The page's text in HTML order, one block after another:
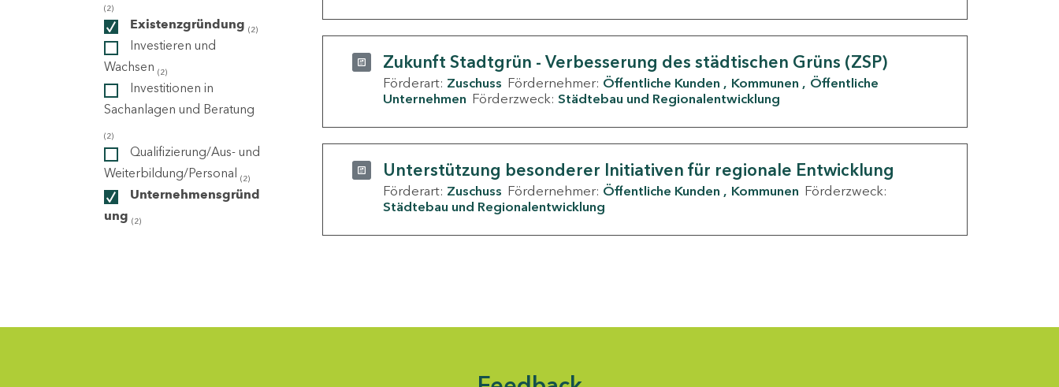
(2)
Existenzgründung (2)
Investieren und
Wachsen (2)
Investitionen in
Sachanlagen und Beratung
(2)
Qualifizierung/Aus- und
Weiterbildung/Personal (2)
Unternehmensgründ
ung (2)
Zukunft Stadtgrün - Verbesserung des städtischen Grüns (ZSP)
Förderart: Zuschuss Fördernehmer: Öffentliche Kunden Kommunen
Öffentliche
Unternehmen Förderzweck: Städtebau und Regionalentwicklung
Unterstützung besonderer Initiativen für regionale Entwicklung
Förderart: Zuschuss Fördernehmer: Öffentliche Kunden Kommunen Förderzweck:
Städtebau und Regionalentwicklung